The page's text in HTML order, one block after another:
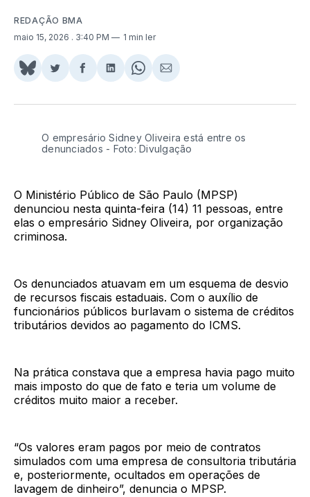
REDAÇÃO BMA
maio 15, 2026 . 3:40 PM 1 min ler
Share
BlueSky
Compartilhar
Twitter
Compartilhar
Facebook
Compartilhar
LinkedIn
Share
WhatsApp
Compartilhar
Email
O empresário Sidney Oliveira está entre os
denunciados - Foto: Divulgação
O Ministério Público de São Paulo (MPSP)
denunciou nesta quinta-feira (14) 11 pessoas, entre
elas o empresário Sidney Oliveira, por organização
criminosa.
Os denunciados atuavam em um esquema de desvio
de recursos fiscais estaduais. Com o auxílio de
funcionários públicos burlavam o sistema de créditos
tributários devidos ao pagamento do ICMS.
Na prática constava que a empresa havia pago muito
mais imposto do que de fato e teria um volume de
créditos muito maior a receber.
“Os valores eram pagos por meio de contratos
simulados com uma empresa de consultoria tributária
e, posteriormente, ocultados em operações de
lavagem de dinheiro”, denuncia o MPSP.